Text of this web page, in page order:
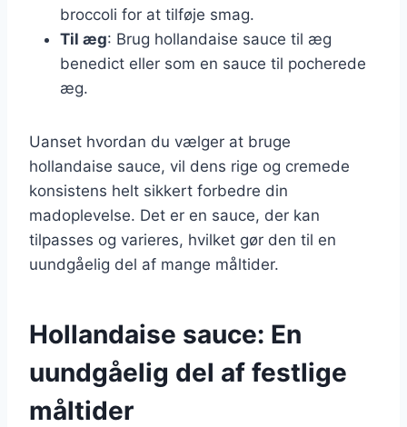
broccoli for at tilføje smag.
Til æg: Brug hollandaise sauce til æg
benedict eller som en sauce til pocherede
æg.
Uanset hvordan du vælger at bruge
hollandaise sauce, vil dens rige og cremede
konsistens helt sikkert forbedre din
madoplevelse. Det er en sauce, der kan
tilpasses og varieres, hvilket gør den til en
uundgåelig del af mange måltider.
Hollandaise sauce: En
uundgåelig del af festlige
måltider